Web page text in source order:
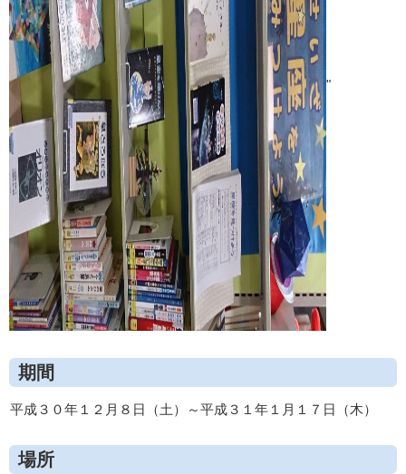
"
期間
平成３０年１２月８日（土）～平成３１年１月１７日（木）
場所